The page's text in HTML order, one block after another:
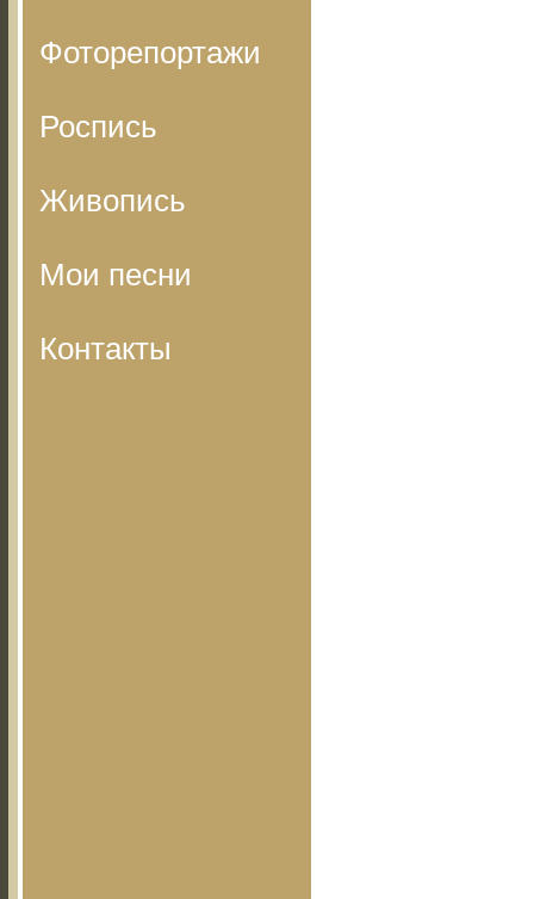
Фоторепортажи
Роспись
Живопись
Мои песни
Контакты